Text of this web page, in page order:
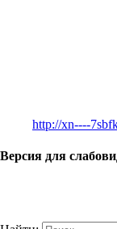
http://xn----
Версия для